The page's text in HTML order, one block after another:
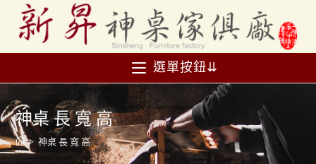
選單按鈕⇊
神桌 長 寬 高
> 神桌 長 寬 高